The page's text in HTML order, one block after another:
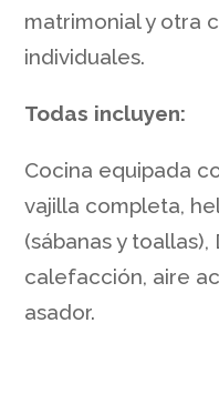
matrimonial y otra
individuales.
Todas incluyen:
Cocina equipada
vajilla completa,
(sábanas y
calefacción, aire
asador.